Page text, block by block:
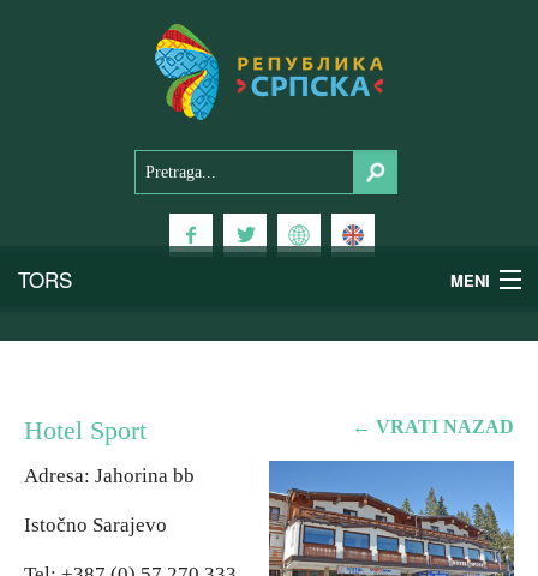
TORS MENI
Planinski turizam
Banjski turizam
← VRATI NAZAD
Hotel Sport
Adresa: Jahorina bb
Istočno Sarajevo
TORS MENI
Planinski turizam
Banjski turizam